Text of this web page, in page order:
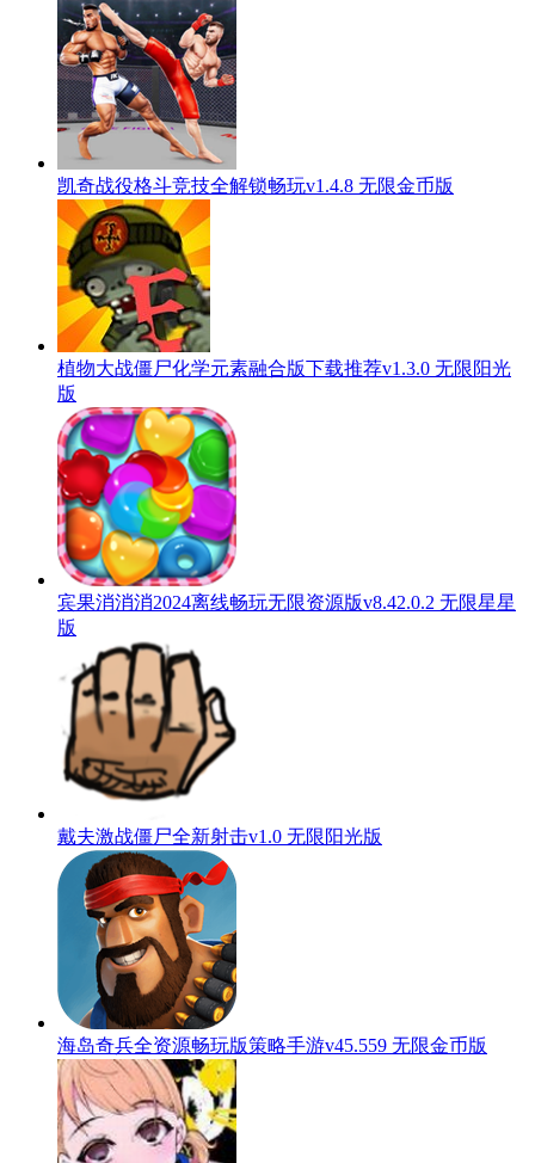
凯奇战役格斗竞技全解锁畅玩v1.4.8 无限金币版
植物大战僵尸化学元素融合版下载推荐v1.3.0 无限阳光
版
宾果消消消2024离线畅玩无限资源版v8.42.0.2 无限星星
版
戴夫激战僵尸全新射击v1.0 无限阳光版
海岛奇兵全资源畅玩版策略手游v45.559 无限金币版